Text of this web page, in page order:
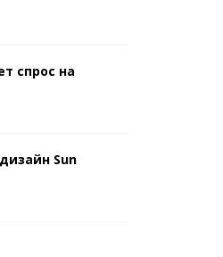
спрос на
Sun